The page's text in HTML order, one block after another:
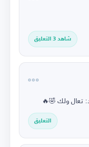
شاهد 3 التعليق
تعال ولك 🤣🔥
التعليق